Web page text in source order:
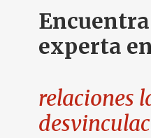
experta
relaciones